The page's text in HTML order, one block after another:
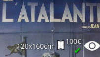
120x160cm
100€
✔